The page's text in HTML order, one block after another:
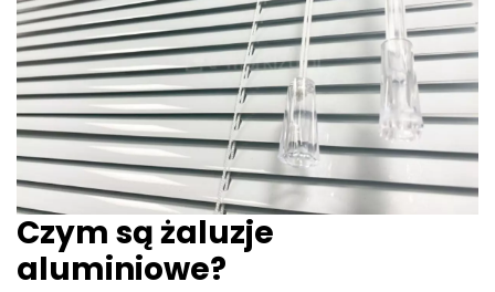
Czym są żaluzje
aluminiowe?